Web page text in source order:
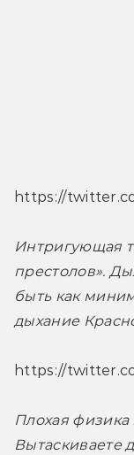
https://
Интригующая
престолов».
быть как
дыхание
https://
Плохая физика
Вытаскиваете